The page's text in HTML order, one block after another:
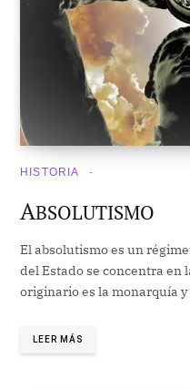
HISTORIA
ABSOLUTISMO
El absolutismo es un
del Estado se concentra en
originario es la monarquía y
LEER MÁS